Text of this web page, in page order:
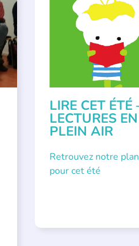
LECTURE INDIVIDUALISÉE
LITTÉRATURE JEUNESSE
LIRE CET ÉTÉ
LECTURES EN
PLEIN AIR
Retrouvez notre
pour cet été